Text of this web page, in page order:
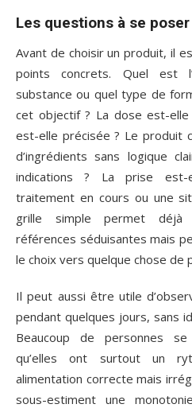
Les questions à se
Avant de choisir un produit, il
points concrets. Quel est
substance ou quel type de
cet objectif ? La dose est-
est-elle précisée ? Le produit
d’ingrédients sans logique
indications ? La prise est-
traitement en cours ou une
grille simple permet déjà
références séduisantes mais
le choix vers quelque chose de
Il peut aussi être utile
pendant quelques jours, sans
Beaucoup de personnes
qu’elles ont surtout un
alimentation correcte mais
sous-estiment une